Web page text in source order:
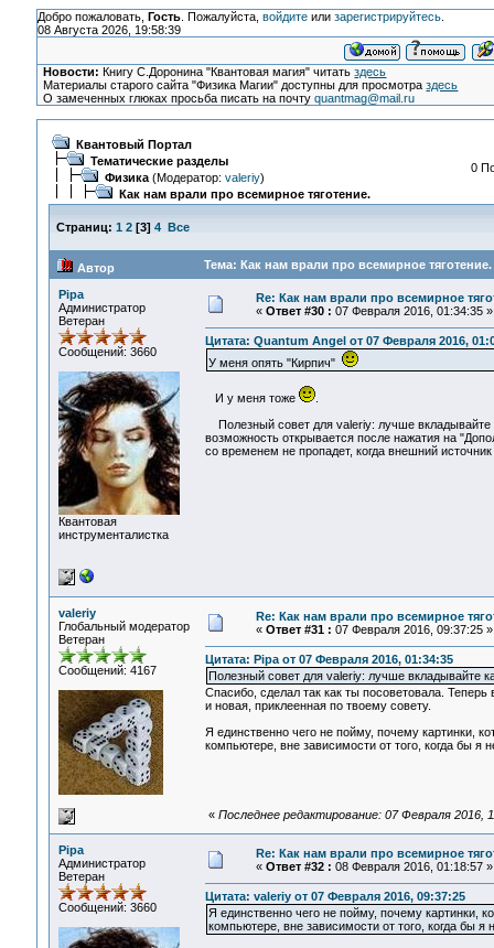
Добро пожаловать, Гость. Пожалуйста, войдитеили зарегистрируйтесь.
08 Августа 2026, 19:58:39
Новости: Книгу С.Доронина "Квантовая магия" читатьздесь
Материалы старого сайта "Физика Магии" доступны для просмотраздесь
О замеченных глюках просьба писать на почтуquantmag@mail.ru
Квантовый Портал
Тематические разделы
Физика(Модератор: valeriy)
Как нам врали про всемирное тяготение.
0
Страниц: 1 2[3] 4 Все
Автор Тема: Как нам врали про всемирное
Pipa
Администратор
Ветеран
Сообщений: 3660
Квантовая
инструменталистка
Re: Как нам врали про всемирное
« Ответ #30 : 07 Февраля 2016, 01:34:35 »
Цитата: Quantum Angel от 07 Февраля 2016,
У меня опять "Кирпич"
И у меня тоже
.
Полезный совет для valeriy: лучше вкладывайте
возможность открывается после нажатия на
со временем не пропадет, когда внешний источник
valeriy
Глобальный модератор
Ветеран
Сообщений: 4167
Re: Как нам врали про всемирное
« Ответ #31 : 07 Февраля 2016, 09:37:25 »
Цитата: Pipa от 07 Февраля 2016, 01:34:35
Полезный совет для valeriy: лучше вкладывайте
Спасибо, сделал так как ты посоветовала.
и новая, приклеенная по твоему совету.
Я единственно чего не пойму, почему картинки,
компьютере, вне зависимости от того, когда бы
« Последнее редактирование: 07 Февраля 2016,
Pipa
Администратор
Ветеран
Сообщений: 3660
Re: Как нам врали про всемирное
« Ответ #32 : 08 Февраля 2016, 01:18:57 »
Цитата: valeriy от 07 Февраля 2016, 09:37:25
Я единственно чего не пойму, почему картинки,
компьютере, вне зависимости от того, когда бы